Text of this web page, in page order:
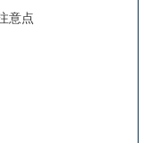
意点